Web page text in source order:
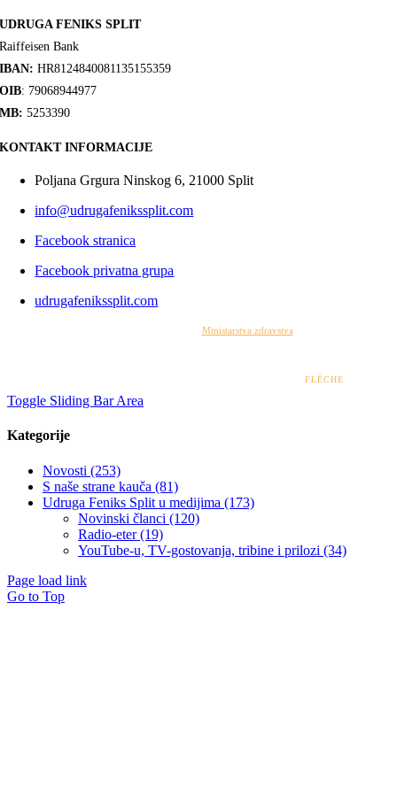
UDRUGA FENIKS SPLIT
Raiffeisen Bank
IBAN: HR8124840081135155359
OIB: 79068944977
MB: 5253390
KONTAKT INFORMACIJE
Poljana Grgura Ninskog 6, 21000 Split
info@udrugafenikssplit.com
Facebook stranica
Facebook privatna grupa
udrugafenikssplit.com
Ministarstva zdravstva
FLÈCHE
Toggle Sliding Bar Area
Kategorije
Novosti (253)
S naše strane kauča (81)
Udruga Feniks Split u medijima (173)
Novinski članci (120)
Radio-eter (19)
YouTube-u, TV-gostovanja, tribine i prilozi (34)
Page load link
Go to Top